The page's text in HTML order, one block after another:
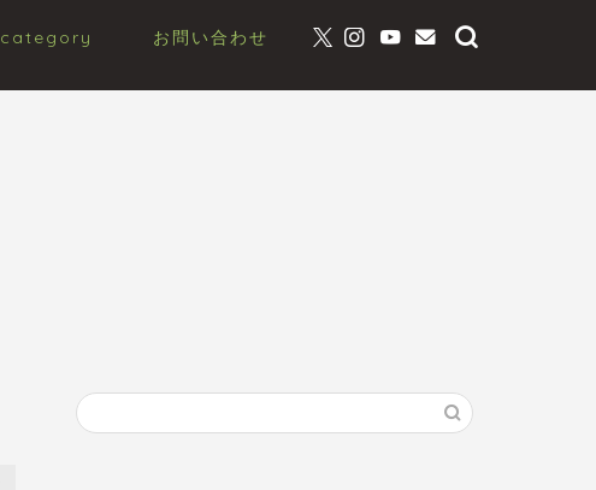
category お問い合わせ